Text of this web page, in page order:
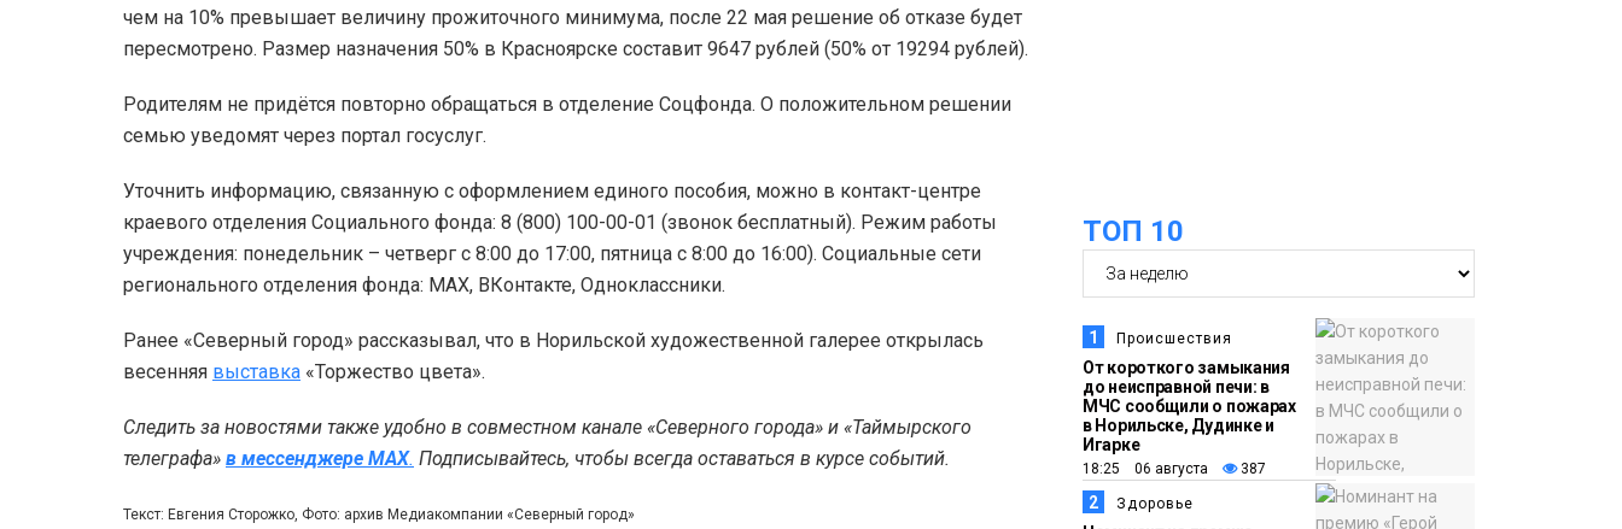
чем на 10% превышает величину прожиточного минимума, после 22 мая решение об отказе будет
пересмотрено. Размер назначения 50% в Красноярске составит 9647 рублей (50% от 19294 рублей).
Родителям не придётся повторно обращаться в отделение Соцфонда. О положительном решении
семью уведомят через портал госуслуг.
Уточнить информацию, связанную с оформлением единого пособия, можно в контакт-центре
краевого отделения Социального фонда: 8 (800) 100-00-01 (звонок бесплатный). Режим работы
учреждения: понедельник – четверг с 8:00 до 17:00, пятница с 8:00 до 16:00). Социальные сети
регионального отделения фонда: MAX, ВКонтакте, Одноклассники.
Ранее «Северный город» рассказывал, что в Норильской художественной галерее открылась
весенняя выставка «Торжество цвета».
Следить за новостями также удобно в совместном канале «Северного города» и «Таймырского
телеграфа» в мессенджере MAX. Подписывайтесь, чтобы всегда оставаться в курсе событий.
Текст: Евгения Сторожко, Фото: архив Медиакомпании «Северный город»
14:36
Плато
Путорана
На плато Путорана
создадут систему
наблюдения за вечной
мерзлотой и очистят
территорию от мусора
13:47
Заполярный
транспортный филиал
ТОП 10
1 Происшествия
От короткого замыкания
до неисправной печи: в
МЧС сообщили о пожарах
в Норильске, Дудинке и
Игарке
18:25 06 августа 387
2 Здоровье